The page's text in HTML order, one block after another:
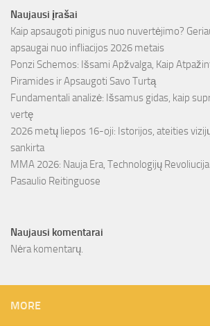
Naujausi įrašai
Kaip apsaugoti pinigus nuo nuvertėjimo?
apsaugai nuo infliacijos 2026 metais
Ponzi Schemos: Išsami Apžvalga, Kaip
Piramides ir Apsaugoti Savo Turtą
Fundamentali analizė: Išsamus gidas, kaip
vertę
2026 metų liepos 16-oji: Istorijos, ateities
sankirta
MMA 2026: Nauja Era, Technologijų
Pasaulio Reitinguose
Naujausi komentarai
Nėra komentarų.
MORE